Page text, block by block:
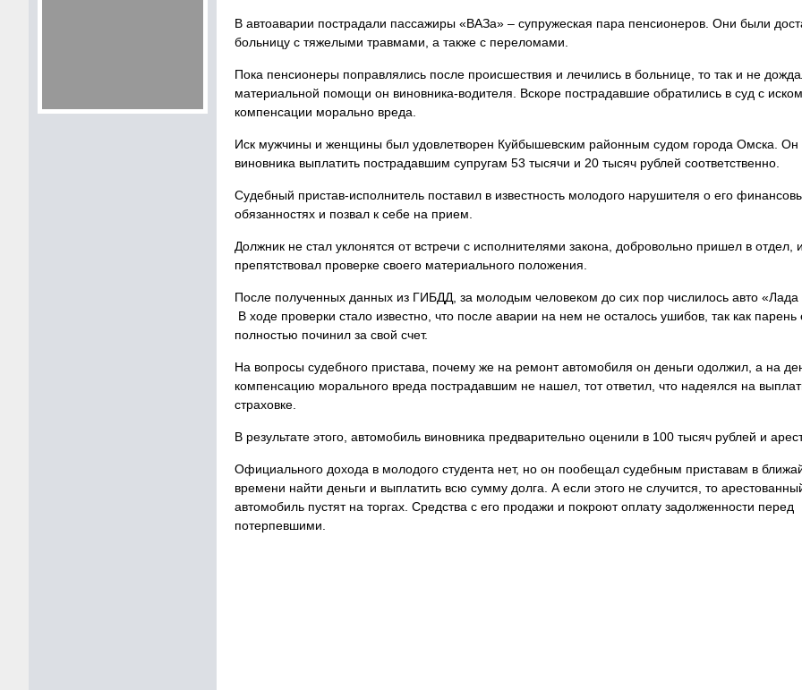
В автоаварии пострадали пассажиры «ВАЗа» – супружеская пара пенсионеров. Они были
больницу с тяжелыми травмами, а также с переломами.
Пока пенсионеры поправлялись после происшествия и лечились в больнице, то так и не
материальной помощи он виновника-водителя. Вскоре пострадавшие обратились в суд с
компенсации морально вреда.
Иск мужчины и женщины был удовлетворен Куйбышевским районным судом города Омска. Он
виновника выплатить пострадавшим супругам 53 тысячи и 20 тысяч рублей соответственно.
Судебный пристав-исполнитель поставил в известность молодого нарушителя о его
обязанностях и позвал к себе на прием.
Должник не стал уклонятся от встречи с исполнителями закона, добровольно пришел в отдел,
препятствовал проверке своего материального положения.
После полученных данных из ГИБДД, за молодым человеком до сих пор числилось авто «Лада
В ходе проверки стало известно, что после аварии на нем не осталось ушибов, так как парень
полностью починил за свой счет.
На вопросы судебного пристава, почему же на ремонт автомобиля он деньги одолжил, а на
компенсацию морального вреда пострадавшим не нашел, тот ответил, что надеялся на
страховке.
В результате этого, автомобиль виновника предварительно оценили в 100 тысяч рублей и
Официального дохода в молодого студента нет, но он пообещал судебным приставам в
времени найти деньги и выплатить всю сумму долга. А если этого не случится, то
автомобиль пустят на торгах. Средства с его продажи и покроют оплату задолженности перед
потерпевшими.